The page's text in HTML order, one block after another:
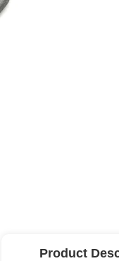
Product